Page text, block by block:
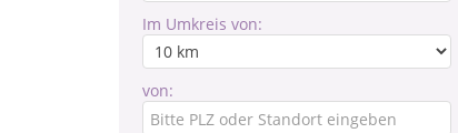
Im Umkreis von:
von: